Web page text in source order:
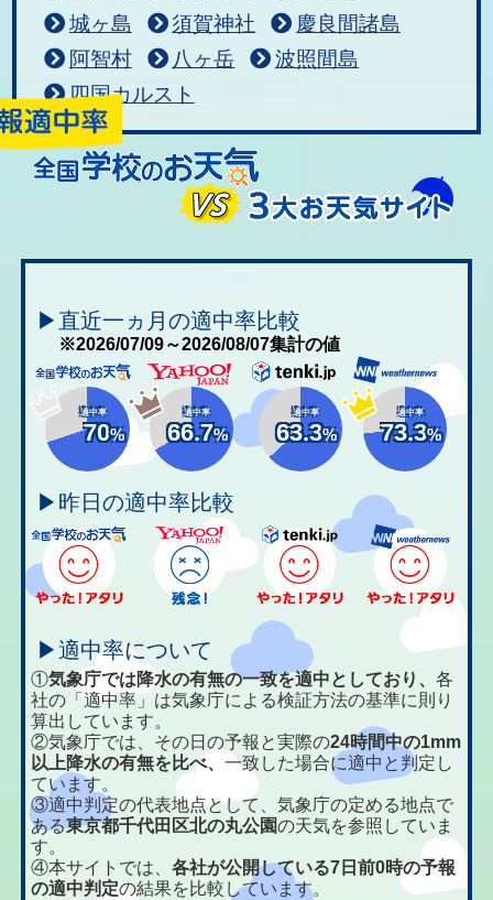
城ヶ島
須賀神社
慶良間諸島
阿智村
八ヶ岳
波照間島
四国カルスト
▶直近一ヵ月の適中率比較
※2026/07/09～2026/08/07集計の値
適中率
70%
適中率
66.7%
適中率
63.3%
適中率
73.3%
▶昨日の適中率比較
▶適中率について
①気象庁では降水の有無の一致を適中としており、各
社の「適中率」は気象庁による検証方法の基準に則り
算出しています。
②気象庁では、その日の予報と実際の24時間中の1mm
以上降水の有無を比べ、一致した場合に適中と判定し
ています。
③適中判定の代表地点として、気象庁の定める地点で
ある東京都千代田区北の丸公園の天気を参照していま
す。
④本サイトでは、各社が公開している7日前0時の予報
の適中判定の結果を比較しています。